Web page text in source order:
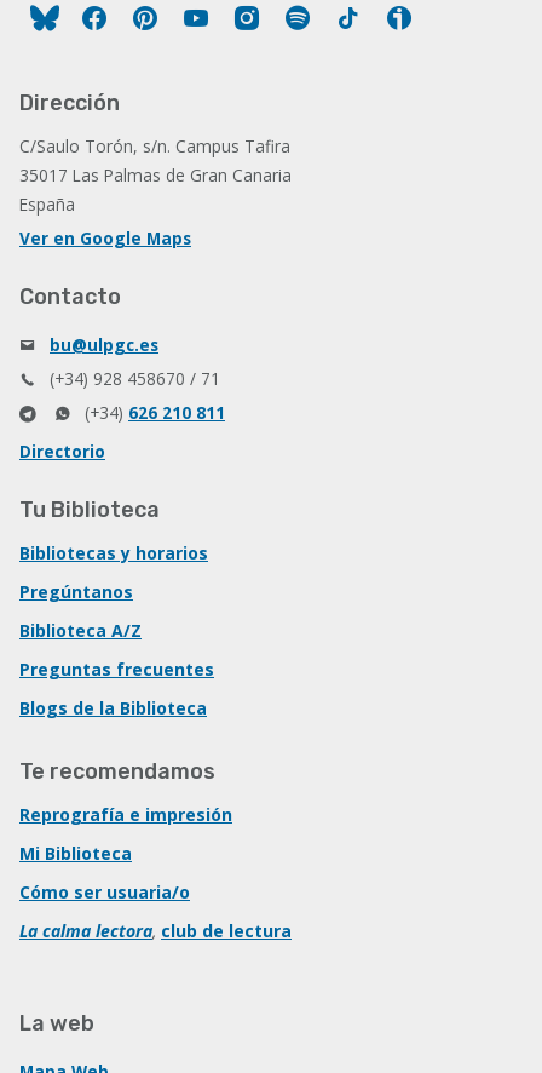
FacebookPinterestYouTubeInstagram
Spotify Tiktok
Dirección
C/Saulo Torón, s/n. Campus Tafira
35017 Las Palmas de Gran Canaria
España
Ver en Google Maps
Contacto
bu@ulpgc.es
(+34) 928 458670 / 71
(+34) 626 210 811
Directorio
Tu Biblioteca
Bibliotecas y horarios
Pregúntanos
Biblioteca A/Z
Preguntas frecuentes
Blogs de la Biblioteca
Te recomendamos
Reprografía e impresión
Mi Biblioteca
Cómo ser usuaria/o
La calma lectora, club de lectura
La web